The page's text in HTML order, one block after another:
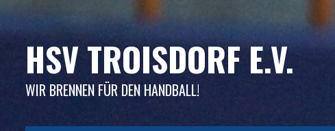
HSV TROISDORF E.V.
WIR BRENNEN FÜR DEN HANDBALL!